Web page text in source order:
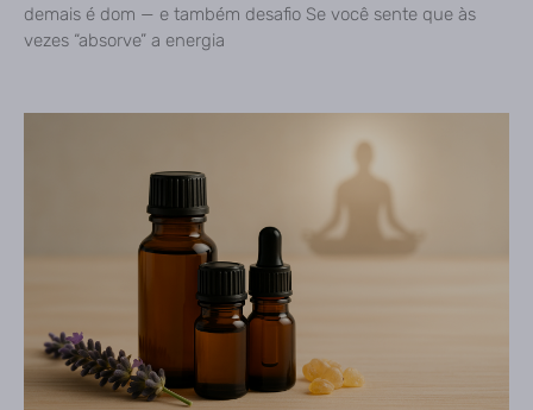
demais é dom — e também desafio Se você sente que às
vezes “absorve” a energia